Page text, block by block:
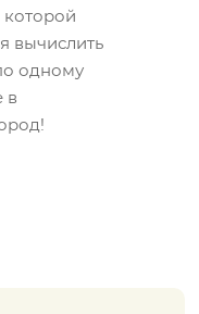
вычислить
одному
в